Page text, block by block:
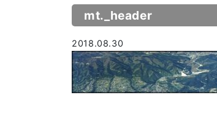
mt._header
2018.08.30